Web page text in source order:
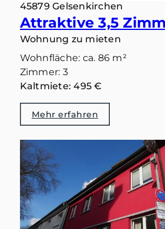
45879 Gelsenkirchen
Wohnung zu mieten
Wohnfläche: ca. 86 m²
Zimmer: 3
Kaltmiete: 495 €
Mehr erfahren